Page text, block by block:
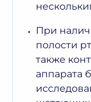
При
полости
также
аппарата